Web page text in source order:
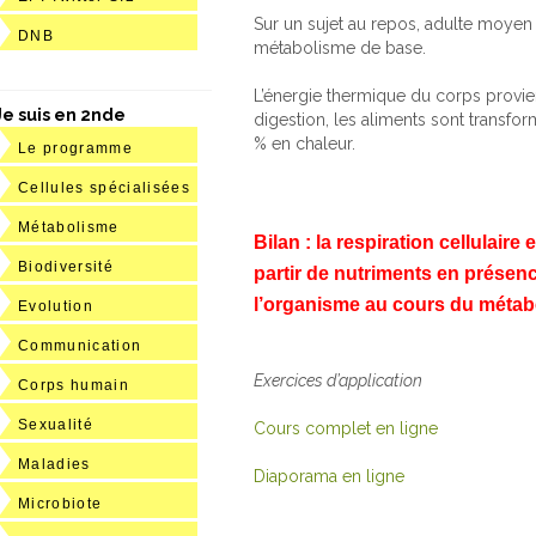
Sur un sujet au repos, adulte
métabolisme de base.
L’énergie thermique du corps
digestion, les aliments sont
% en chaleur.
Bilan : la respiration cellulaire
partir de nutriments en
l’organisme au cours du
Exercices d’application
Cours complet en ligne
Diaporama en ligne
DNB
suis en 2nde
Le programme
Cellules spécialisées
Métabolisme
Biodiversité
Evolution
Communication
Corps humain
Sexualité
Maladies
Microbiote